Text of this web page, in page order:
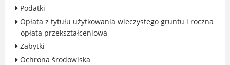
Konsultacje społeczne i ewaluacje
Luboński Budżet Obywatelski
Podatki
Opłata z tytułu użytkowania wieczystego gruntu i roczna
opłata przekształceniowa
Zabytki
Ochrona środowiska